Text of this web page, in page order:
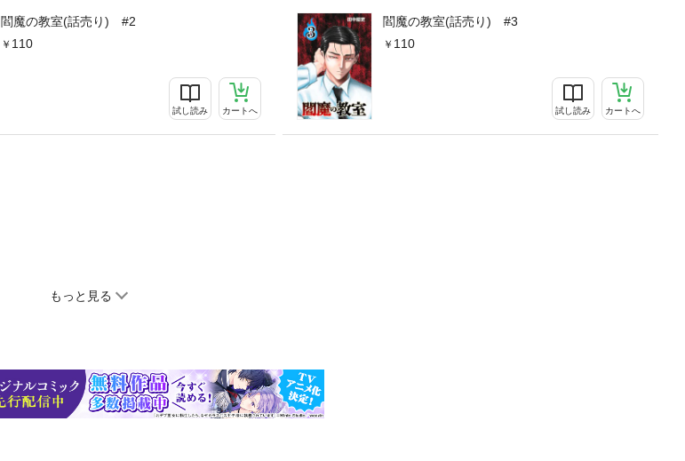
閻魔の教室(話売り) #2
110
試し読み カートへ
閻魔の教室(話売り) #3
110
試し読み カートへ
もっと見る